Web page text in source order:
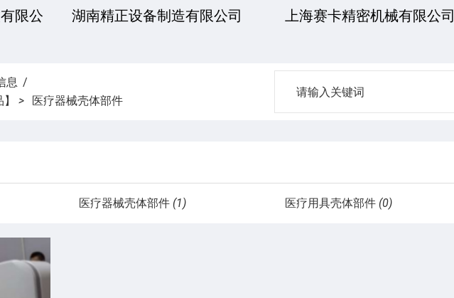
限公
湖南精正设备制造有限公司 上海赛卡精密机械有限公司
息
> 医疗器械壳体部件
医疗器械壳体部件 (1) 医疗用具壳体部件 (0)